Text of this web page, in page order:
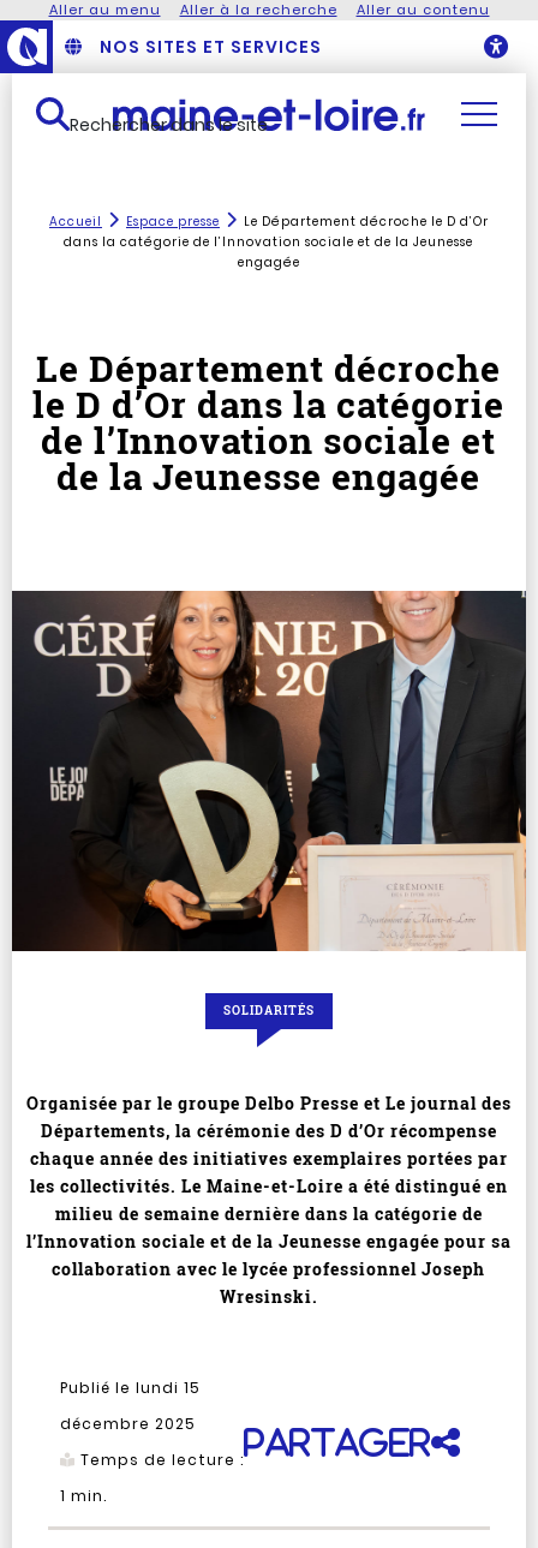
Aller au menu Aller à la recherche Aller au contenu
NOS SITES ET SERVICES
Rechercher dans le site
Accueil Espace presse
Le Département décroche le D d’Or
dans la catégorie de l’Innovation sociale et de la Jeunesse
engagée
Le Département décroche
le D d’Or dans la catégorie
de l’Innovation sociale et
de la Jeunesse engagée
SOLIDARITÉS
Organisée par le groupe Delbo Presse et Le journal des
Départements, la cérémonie des D d’Or récompense
chaque année des initiatives exemplaires portées par
les collectivités. Le Maine-et-Loire a été distingué en
milieu de semaine dernière dans la catégorie de
l’Innovation sociale et de la Jeunesse engagée pour sa
collaboration avec le lycée professionnel Joseph
Wresinski.
Publié le lundi 15
décembre 2025
Temps de lecture :
1 min.
Partager